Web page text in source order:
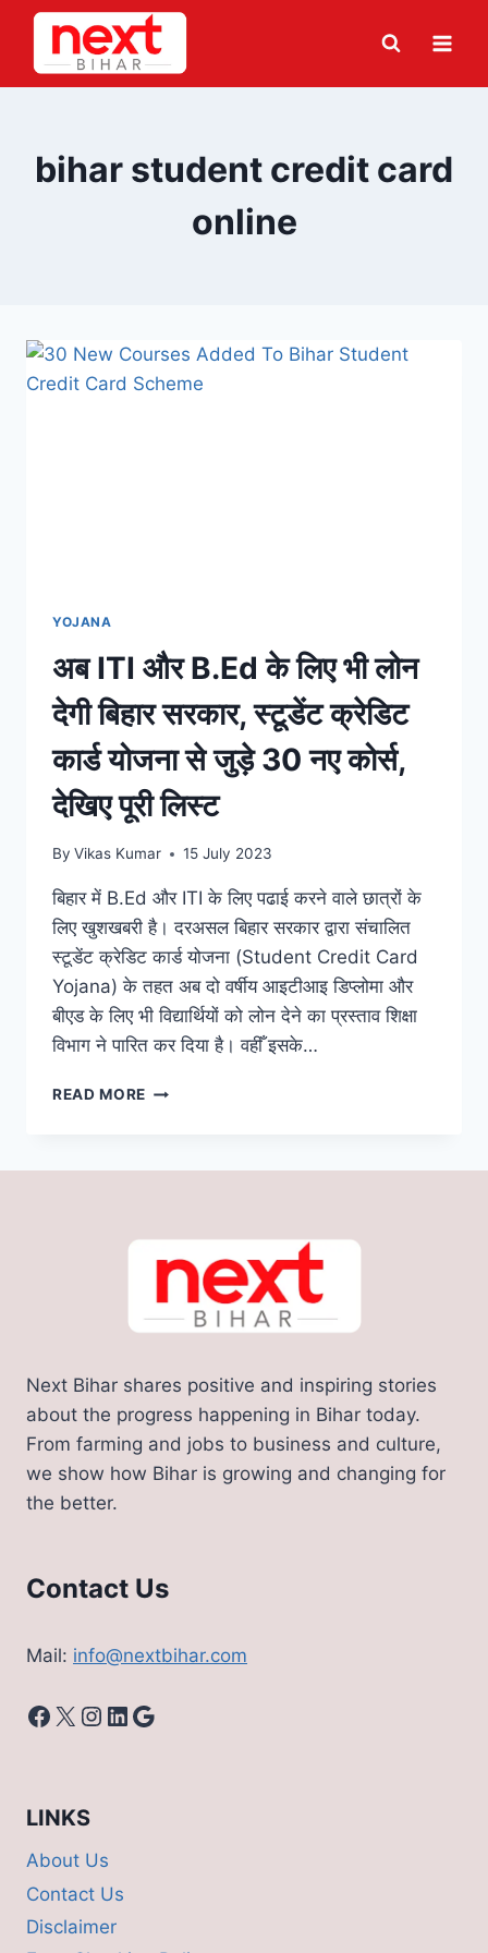
Skip
content
bihar student credit card
online
YOJANA
अब ITI और B.Ed के लिए भी लोन
देगी बिहार सरकार, स्टूडेंट क्रेडिट
कार्ड योजना से जुड़े 30 नए कोर्स,
देखिए पूरी लिस्ट
By Vikas Kumar 15 July 2023
बिहार में B.Ed और ITI के लिए पढाई करने वाले छात्रों के
लिए खुशखबरी है। दरअसल बिहार सरकार द्वारा संचालित
स्टूडेंट क्रेडिट कार्ड योजना (Student Credit Card
Yojana) के तहत अब दो वर्षीय आइटीआइ डिप्लोमा और
बीएड के लिए भी विद्यार्थियों को लोन देने का प्रस्ताव शिक्षा
विभाग ने पारित कर दिया है। वहीँ इसके…
READ MORE अब
सरकार,
कार्ड
योजना
जुड़े
30
लिस्ट
Next Bihar shares positive and inspiring stories
about the progress happening in Bihar today.
From farming and jobs to business and culture,
we show how Bihar is growing and changing for
the better.
Contact Us
Mail: info@nextbihar.com
Facebook
X Instagram
LinkedIn
Google
LINKS
About Us
Contact Us
Disclaimer